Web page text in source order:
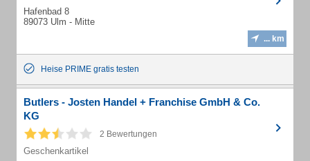
Hafenbad 8
89073 Ulm - Mitte
... km
Heise PRIME gratis testen
Butlers - Josten Handel + Franchise GmbH & Co.
KG
2 Bewertungen
Geschenkartikel